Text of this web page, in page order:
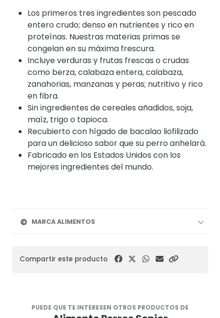
Los primeros tres ingredientes son pescado
entero crudo; denso en nutrientes y rico en
proteínas. Nuestras materias primas se
congelan en su máxima frescura.
Incluye verduras y frutas frescas o crudas
como berza, calabaza entera, calabaza,
zanahorias, manzanas y peras; nutritivo y rico
en fibra.
Sin ingredientes de cereales añadidos, soja,
maíz, trigo o tapioca.
Recubierto con hígado de bacalao liofilizado
para un delicioso sabor que su perro anhelará.
Fabricado en los Estados Unidos con los
mejores ingredientes del mundo.
MARCA ALIMENTOS
Compartir este producto
PUEDE QUE TE INTERESEN OTROS PRODUCTOS DE